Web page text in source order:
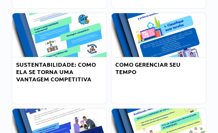
SUSTENTABILIDADE: COMO
ELA SE TORNA UMA
VANTAGEM COMPETITIVA
COMO GERENCIAR SEU
TEMPO